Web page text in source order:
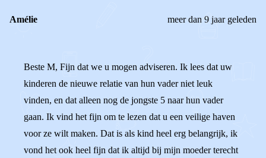
Amélie meer dan 9 jaar geleden
Beste M, Fijn dat we u mogen adviseren. Ik lees dat uw
kinderen de nieuwe relatie van hun vader niet leuk
vinden, en dat alleen nog de jongste 5 naar hun vader
gaan. Ik vind het fijn om te lezen dat u een veilige haven
voor ze wilt maken. Dat is als kind heel erg belangrijk, ik
vond het ook heel fijn dat ik altijd bij mijn moeder terecht